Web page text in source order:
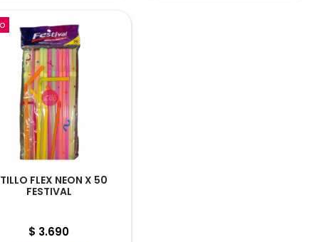
FLEX NEON X 50
FESTIVAL
Precio
$ 3.690